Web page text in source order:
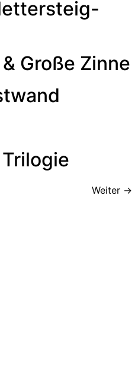
Große Zinne
Weiter →